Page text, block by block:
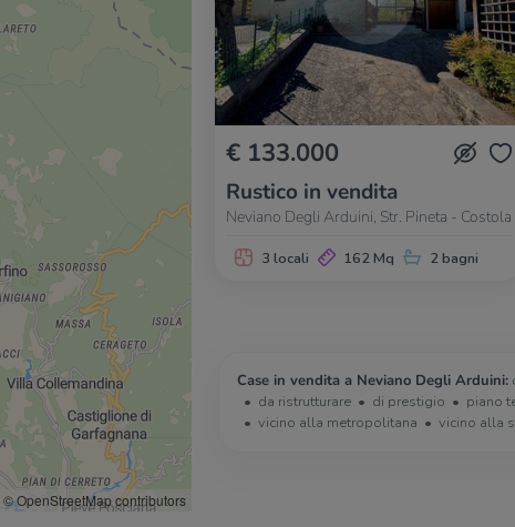
€ 133.000
Rustico in vendita
Neviano Degli Arduini, Str. Pineta - Costola
3 locali 162 Mq 2 bagni
Case in vendita a Neviano Degli Arduini:
da ristrutturare
di prestigio piano
vicino alla metropolitana
vicino alla
© OpenStreetMap contributors